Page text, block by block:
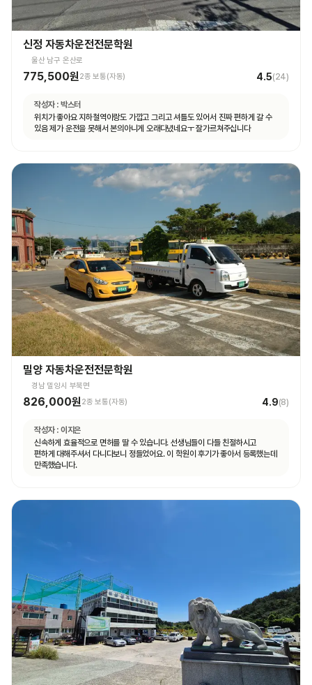
신정 자동차운전전문학원
울산 남구 온산로
775,500원2종 보통(자동) 4.5(24)
작성자 : 박스터
위치가 좋아요 지하철역이랑도 가깝고 그리고 셔틀도 있어서 진짜 편하게 갈 수
있음 제가 운전을 못해서 본의아니게 오래다녔네요ㅜ 잘가르쳐주십니다
밀양 자동차운전전문학원
경남 밀양시 부북면
826,000원 2종 보통(자동) 4.9(8)
작성자 : 이지은
신속하게 효율적으로 면허를 딸 수 있습니다. 선생님들이 다들 친절하시고
편하게 대해주셔서 다니다보니 정들었어요. 이 학원이 후기가 좋아서 등록했는데
만족했습니다.